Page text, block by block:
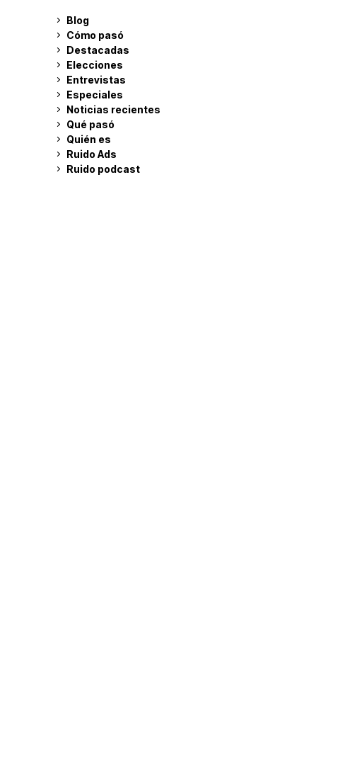
Blog
Cómo pasó
Destacadas
Elecciones
Entrevistas
Especiales
Noticias recientes
Qué pasó
Quién es
Ruido Ads
Ruido podcast